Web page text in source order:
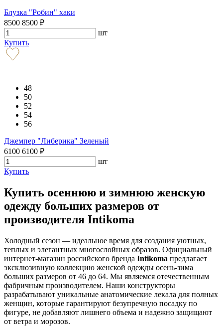
Блузка "Робин" хаки
8500 8500 ₽
шт
Купить
48
50
52
54
56
Джемпер "Либерика" Зеленый
6100 6100 ₽
шт
Купить
Купить осеннюю и зимнюю женскую
одежду больших размеров от
производителя Intikoma
Холодный сезон — идеальное время для создания уютных,
теплых и элегантных многослойных образов. Официальный
интернет-магазин российского бренда Intikoma предлагает
эксклюзивную коллекцию женской одежды осень-зима
больших размеров от 46 до 64. Мы являемся отечественным
фабричным производителем. Наши конструкторы
разрабатывают уникальные анатомические лекала для полных
женщин, которые гарантируют безупречную посадку по
фигуре, не добавляют лишнего объема и надежно защищают
от ветра и морозов.